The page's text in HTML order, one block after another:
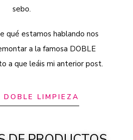
sebo.
qué estamos hablando nos
a la famosa DOBLE
a que leáis mi anterior post.
DOBLE LIMPIEZA